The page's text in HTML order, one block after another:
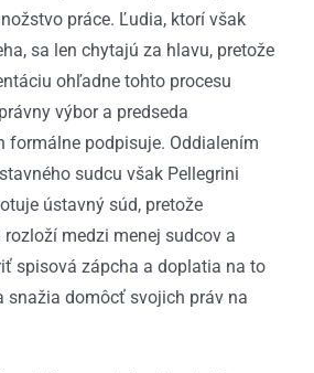
práce. Ľudia, ktorí však
sa len chytajú za hlavu, pretože
ohľadne tohto procesu
výbor a predseda
formálne podpisuje. Oddialením
sudcu však Pellegrini
ústavný súd, pretože
medzi menej sudcov a
spisová zápcha a doplatia na to
snažia domôcť svojich práv na